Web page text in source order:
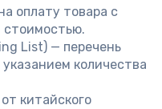
оплату товара с
List) — перечень
количества
китайского